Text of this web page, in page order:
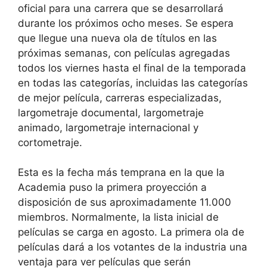
oficial para una carrera que se desarrollará
durante los próximos ocho meses. Se espera
que llegue una nueva ola de títulos en las
próximas semanas, con películas agregadas
todos los viernes hasta el final de la temporada
en todas las categorías, incluidas las categorías
de mejor película, carreras especializadas,
largometraje documental, largometraje
animado, largometraje internacional y
cortometraje.
Esta es la fecha más temprana en la que la
Academia puso la primera proyección a
disposición de sus aproximadamente 11.000
miembros. Normalmente, la lista inicial de
películas se carga en agosto. La primera ola de
películas dará a los votantes de la industria una
ventaja para ver películas que serán